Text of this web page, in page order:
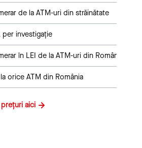
de la ATM-uri din străinătate
per investigație
în LEI de la ATM-uri din România,
orice ATM din România
aici